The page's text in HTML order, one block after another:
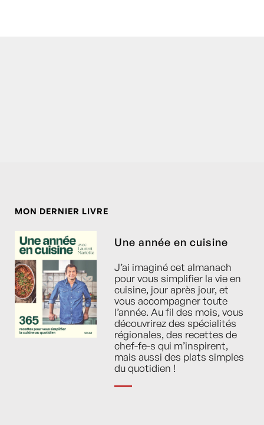
MON DERNIER LIVRE
Une année en cuisine
J’ai imaginé cet almanach
pour vous simplifier la vie en
cuisine, jour après jour, et
vous accompagner toute
l’année. Au fil des mois, vous
découvrirez des spécialités
régionales, des recettes de
chef-fe-s qui m’inspirent,
mais aussi des plats simples
du quotidien !